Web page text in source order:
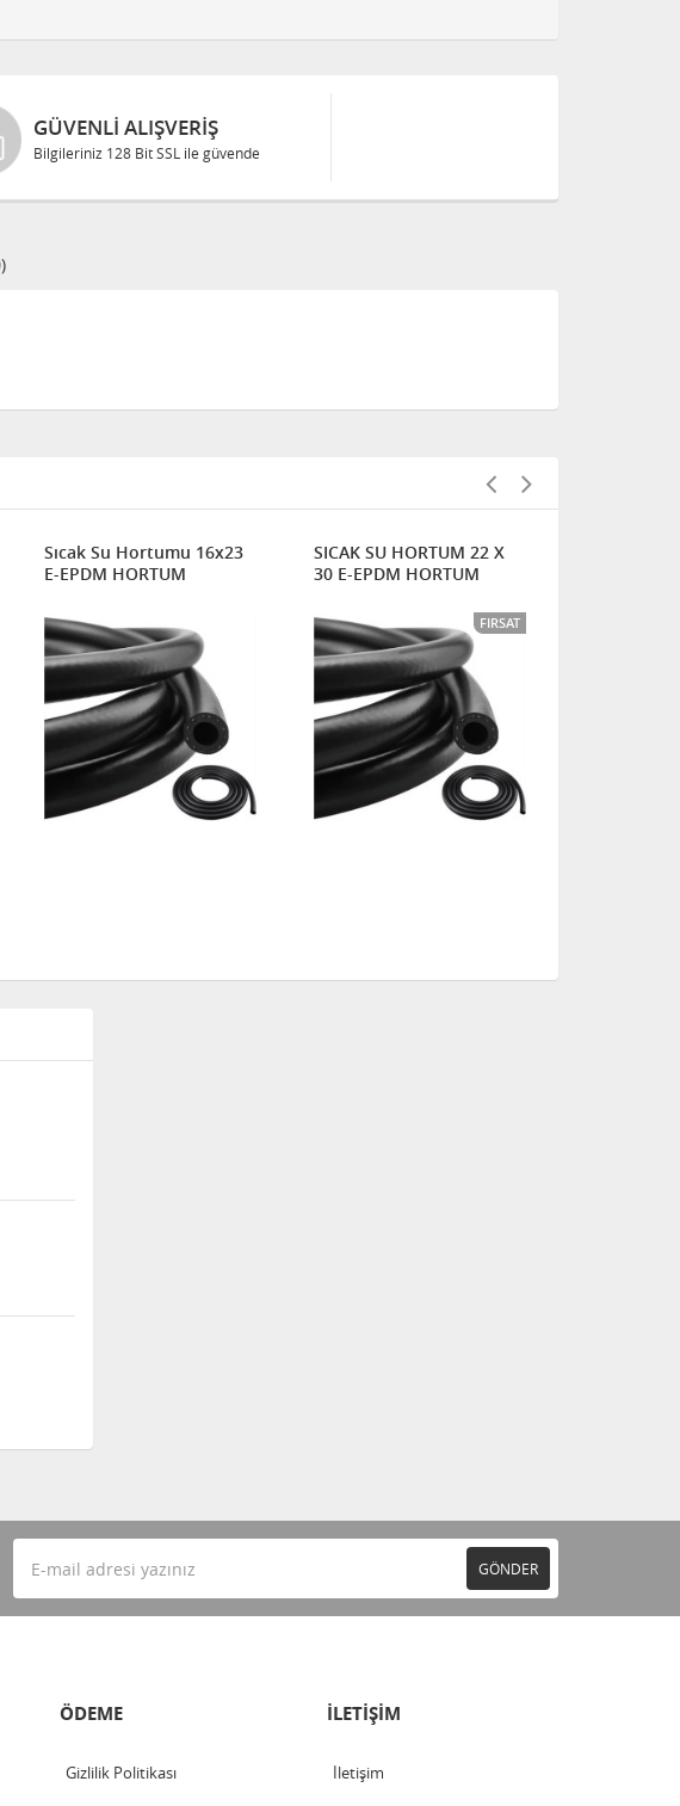
GÜVENLI ALIŞVERIŞ
Bilgileriniz 128 Bit SSL ile güvende
Sıcak Su Hortumu 16x23
E-EPDM HORTUM
SICAK SU HORTUM 22 X
30 E-EPDM HORTUM
FIRSAT
GÖNDER
ÖDEME
Gizlilik Politikası
İLETİŞİM
İletişim